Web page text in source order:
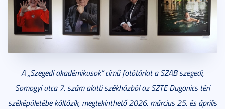
A„Szegedi akadémikusok” című fotótárlat a SZAB szegedi,
Somogyi utca 7. szám alatti székházból az SZTE Dugonics téri
széképületébe költözik, megtekinthető 2026. március 25. és április